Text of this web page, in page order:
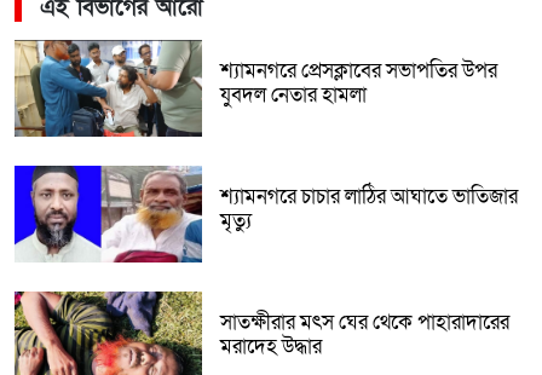
এই বিভাগের আরো
শ্যামনগরে প্রেসক্লাবের সভাপতির উপর
যুবদল নেতার হামলা
শ্যামনগরে চাচার লাঠির আঘাতে ভাতিজার
মৃত্যু
সাতক্ষীরার মৎস ঘের থেকে পাহারাদারের
মরাদেহ উদ্ধার